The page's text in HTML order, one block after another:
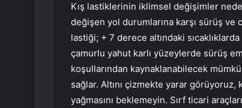
Kış lastiklerinin iklimsel değişimler
değişen yol durumlarına karşı sürüş ve
lastiği; + 7 derece altındaki
çamurlu yahut karlı yüzeylerde sürüş
koşullarından kaynaklanabilecek
sağlar. Altını çizmekte yarar
yağmasını beklemeyin. Sırf ticari